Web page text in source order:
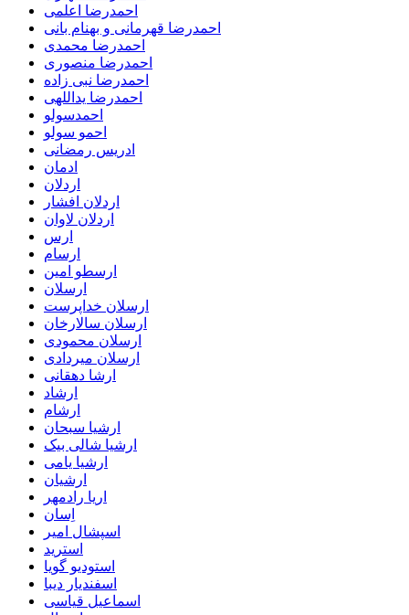
احمدرضا اعلمی
احمدرضا قهرمانی و بهنام بانی
احمدرضا محمدی
احمدرضا منصوری
احمدرضا نبی زاده
احمدرضا یداللهی
احمدسولو
احمو سولو
ادریس رمضانی
ادمان
اردلان
اردلان افشار
اردلان لاوان
ارس
ارسام
ارسطو امین
ارسلان
ارسلان خداپرست
ارسلان سالارخان
ارسلان محمودی
ارسلان میردادی
ارشا دهقانی
ارشاد
ارشام
ارشیا سبحان
ارشیا شالی بیک
ارشیا یامی
ارشیان
اریا رادمهر
اِسان
اسپشال امیر
استرید
استودیو گویا
اسفندیار دیبا
اسماعیل قیاسی